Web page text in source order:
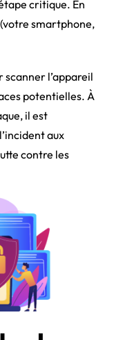
critique. En
smartphone,
scanner l’appareil
potentielles. À
il est
aux
contre les